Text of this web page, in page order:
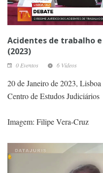
Acidentes de trabalho
(2023)
0 Eventos 6 Vídeos
20 de Janeiro de 2023, Lisboa
Centro de Estudos Judiciários
Imagem: Filipe Vera-Cruz